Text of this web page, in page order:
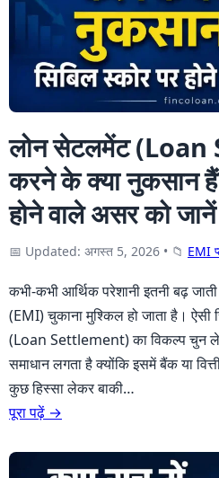
लोन सेटलमेंट
करने के क्या नुकसान
होने वाले असर को जानें
📅 Updated: अगस्त 5, 2026 • 📁 EMI
कभी-कभी आर्थिक परेशानी इतनी बढ़
(EMI) चुकाना मुश्किल हो जाता है।
(Loan Settlement) का विकल्प चुन
समाधान लगता है क्योंकि इसमें बैंक या
कुछ हिस्सा लेकर बाकी…
पूरा पढ़ें →